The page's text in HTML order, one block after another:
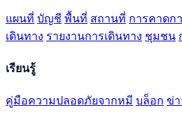
แผนที่ บัญชี พื้นที่ สถานที่ การคาดก
เดินทาง รายงานการเดินทาง ชุมชน
เรียนรู้
คู่มือความปลอดภัยจากหมี บล็อก ข่